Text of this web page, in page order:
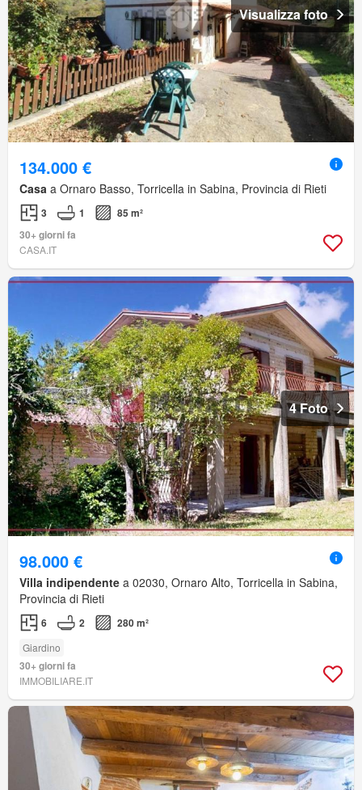
Visualizza foto
134.000 €
Casa a Ornaro Basso, Torricella in Sabina, Provincia di Rieti
3 1
85 m²
30+ giorni fa
CASA.IT
4 Foto
98.000 €
Villa indipendente a 02030, Ornaro Alto, Torricella in Sabina,
Provincia di Rieti
6 2 280 m²
Giardino
30+ giorni fa
IMMOBILIARE.IT